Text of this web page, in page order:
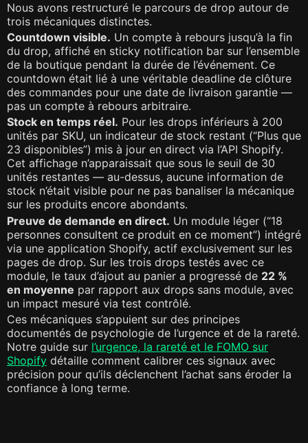
Nous avons restructuré le parcours de drop autour de
trois mécaniques distinctes.
Countdown visible. Un compte à rebours jusqu’à la fin
du drop, affiché en sticky notification bar sur l’ensemble
de la boutique pendant la durée de l’événement. Ce
countdown était lié à une véritable deadline de clôture
des commandes pour une date de livraison garantie —
pas un compte à rebours arbitraire.
Stock en temps réel. Pour les drops inférieurs à 200
unités par SKU, un indicateur de stock restant (“Plus que
23 disponibles”) mis à jour en direct via l’API Shopify.
Cet affichage n’apparaissait que sous le seuil de 30
unités restantes — au-dessus, aucune information de
stock n’était visible pour ne pas banaliser la mécanique
sur les produits encore abondants.
Preuve de demande en direct. Un module léger (“18
personnes consultent ce produit en ce moment”) intégré
via une application Shopify, actif exclusivement sur les
pages de drop. Sur les trois drops testés avec ce
module, le taux d’ajout au panier a progressé de 22 %
en moyenne par rapport aux drops sans module, avec
un impact mesuré via test contrôlé.
Ces mécaniques s’appuient sur des principes
documentés de psychologie de l’urgence et de la rareté.
Notre guide sur l’urgence, la rareté et le FOMO sur
Shopify détaille comment calibrer ces signaux avec
précision pour qu’ils déclenchent l’achat sans éroder la
confiance à long terme.